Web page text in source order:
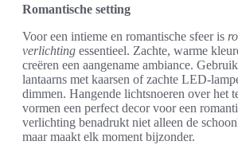
Romantische setting
Voor een intieme en romantische sfeer is
verlichting essentieel. Zachte, warme
creëren een aangename ambiance.
lantaarns met kaarsen of zachte LED-
dimmen. Hangende lichtsnoeren over het
vormen een perfect decor voor een
verlichting benadrukt niet alleen de
maar maakt elk moment bijzonder.